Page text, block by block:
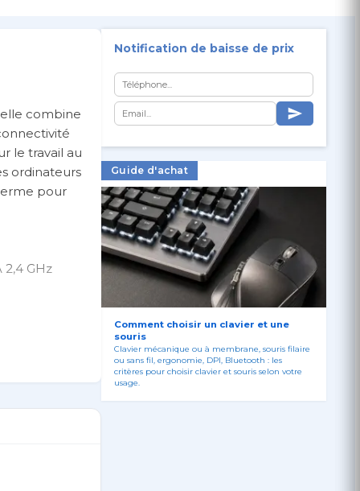
combine
le travail au
ordinateurs
pour
GHz
56 % de
Notification de baisse de prix
Guide d'achat
Comment choisir un clavier et une
souris
Clavier mécanique ou à membrane, souris filaire
ou sans fil, ergonomie, DPI, Bluetooth : les
critères pour choisir clavier et souris selon votre
usage.